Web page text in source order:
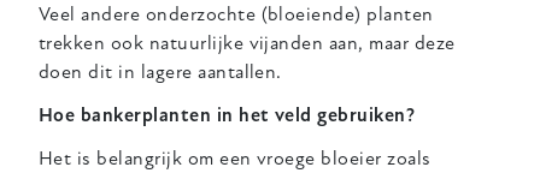
Veel andere onderzochte (bloeiende) planten
trekken ook natuurlijke vijanden aan, maar deze
doen dit in lagere aantallen.
Hoe bankerplanten in het veld gebruiken?
Het is belangrijk om een vroege bloeier zoals